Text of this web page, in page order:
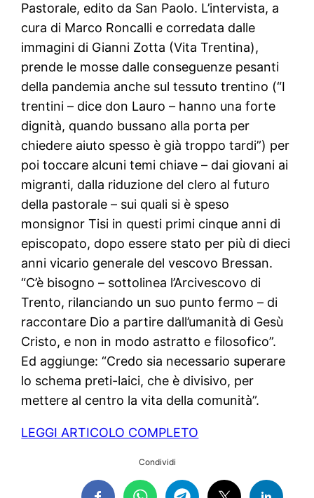
Pastorale, edito da San Paolo. L’intervista, a
cura di Marco Roncalli e corredata dalle
immagini di Gianni Zotta (Vita Trentina),
prende le mosse dalle conseguenze pesanti
della pandemia anche sul tessuto trentino (“I
trentini – dice don Lauro – hanno una forte
dignità, quando bussano alla porta per
chiedere aiuto spesso è già troppo tardi”) per
poi toccare alcuni temi chiave – dai giovani ai
migranti, dalla riduzione del clero al futuro
della pastorale – sui quali si è speso
monsignor Tisi in questi primi cinque anni di
episcopato, dopo essere stato per più di dieci
anni vicario generale del vescovo Bressan.
“C’è bisogno – sottolinea l’Arcivescovo di
Trento, rilanciando un suo punto fermo – di
raccontare Dio a partire dall’umanità di Gesù
Cristo, e non in modo astratto e filosofico”.
Ed aggiunge: “Credo sia necessario superare
lo schema preti-laici, che è divisivo, per
mettere al centro la vita della comunità”.
LEGGI ARTICOLO COMPLETO
Condividi